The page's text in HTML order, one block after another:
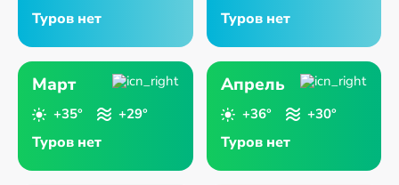
Туров нет Туров нет
Март
+35° +29°
Туров нет
Апрель
+36° +30°
Туров нет